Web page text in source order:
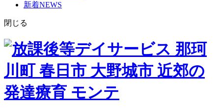
新着NEWS
閉じる